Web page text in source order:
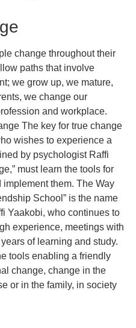
change throughout their
paths that involve
we grow up, we mature,
we change our
and workplace.
The key for true change
wishes to experience a
by psychologist Raffi
must learn the tools for
them. The Way
School” is the name
Yaakobi, who continues to
experience, meetings with
of learning and study.
tools enabling a friendly
change, change in the
or in the family, in society